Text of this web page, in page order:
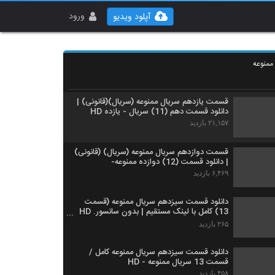
ورود آپلود ویدیو
ممنوعه
قسمت یازدهم سریال ممنوعه (سریال)(قانونی) |
قسمت یازدهم سریال ممنوعه (سریال)(قانونی) |
دانلود قسمت دهم (11) سریال - یازده HD
۲۱,۱۵۷ بازدید
قسمت دوازدهم سریال ممنوعه (سریال) (قانونی)
| دانلود قسمت (12) دوازده ممنوعه-
۶,۴۶۹ بازدید
دانلود قسمت سیزدهم سریال ممنوعه (قسمت
13) کامل با لینک مستقیم | بدون سانسور. HD
FULL
۲۶۵ بازدید
دانلود قسمت سیزدهم سریال ممنوعه کامل /
قسمت 13 سریال ممنوعه - HD
۴۵۸ بازدید